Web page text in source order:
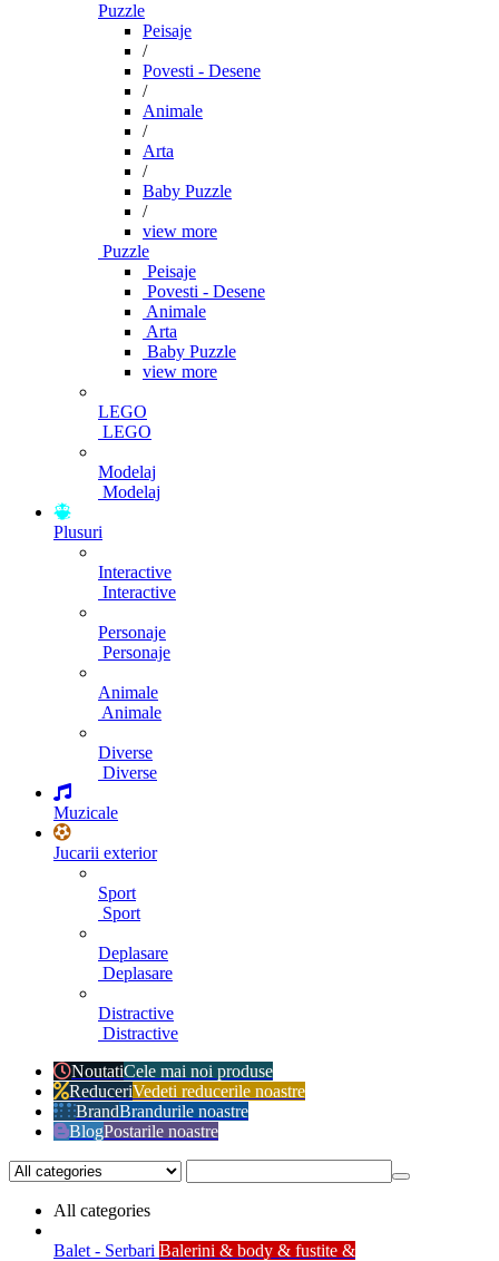
Puzzle
Peisaje
/
Povesti - Desene
/
Animale
/
Arta
/
Baby Puzzle
/
view more
Puzzle
Peisaje
Povesti - Desene
Animale
Arta
Baby Puzzle
view more
LEGO
LEGO
Modelaj
Modelaj
Plusuri
Interactive
Interactive
Personaje
Personaje
Animale
Animale
Diverse
Diverse
Muzicale
Jucarii exterior
Sport
Sport
Deplasare
Deplasare
Distractive
Distractive
NoutatiCele mai noi produse
ReduceriVedeti reducerile noastre
BrandBrandurile noastre
BlogPostarile noastre
All categories
Balet - Serbari Balerini & body & fustite &